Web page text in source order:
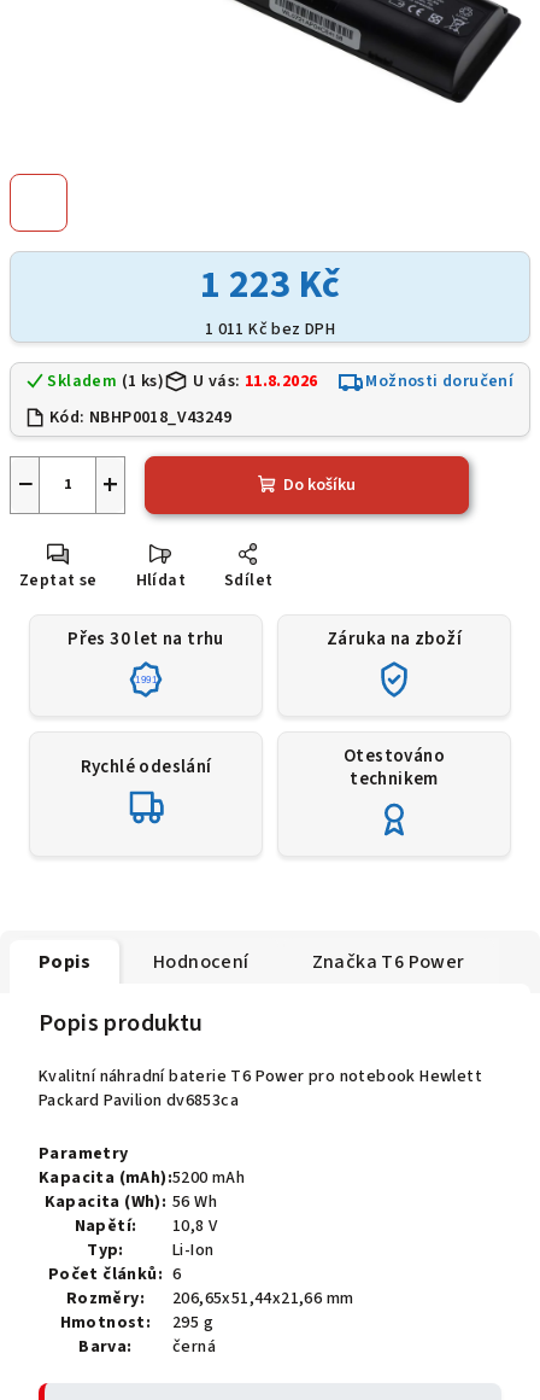
1 223 Kč
1 011 Kč bez DPH
Skladem (1 ks) U vás: 11.8.2026
Možnosti doručení
Kód: NBHP0018_V43249
+
− Do košíku
Zeptat se Hlídat Sdílet
Přes 30 let na trhu
1991
Záruka na zboží
Rychlé odeslání
Otestováno
technikem
Popis Hodnocení Značka T6 Power
Popis produktu
Kvalitní náhradní baterie T6 Power pro notebook Hewlett
Packard Pavilion dv6853ca
Parametry
Kapacita (mAh):5200 mAh
Kapacita (Wh): 56 Wh
Napětí:
10,8 V
Typ:
Li-Ion
Počet článků: 6
Rozměry:
206,65x51,44x21,66 mm
Hmotnost:
295 g
Barva:
černá